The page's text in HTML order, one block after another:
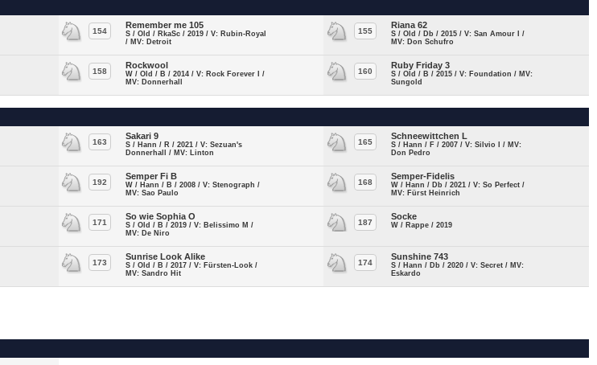
154
Remember me 105
S / Old / RkaSc / 2019 / V: Rubin-Royal
/ MV: Detroit
155
Riana 62
S / Old / Db / 2015 / V: San Amour I /
MV: Don Schufro
158
Rockwool
W / Old / B / 2014 / V: Rock Forever I /
MV: Donnerhall
160
Ruby Friday 3
S / Old / B / 2015 / V: Foundation / MV:
Sungold
163
Sakari 9
S / Hann / R / 2021 / V: Sezuan's
Donnerhall / MV: Linton
165
Schneewittchen L
S / Hann / F / 2007 / V: Silvio I / MV:
Don Pedro
192
Semper Fi B
W / Hann / B / 2008 / V: Stenograph /
MV: Sao Paulo
168
Semper-Fidelis
W / Hann / Db / 2021 / V: So Perfect /
MV: Fürst Heinrich
171
So wie Sophia O
S / Old / B / 2019 / V: Belissimo M /
MV: De Niro
187
Socke
W / Rappe / 2019
173
Sunrise Look Alike
S / Old / B / 2017 / V: Fürsten-Look /
MV: Sandro Hit
174
Sunshine 743
S / Hann / Db / 2020 / V: Secret / MV:
Eskardo